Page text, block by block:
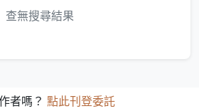
查無搜尋結果
者嗎？ 點此刊登委託